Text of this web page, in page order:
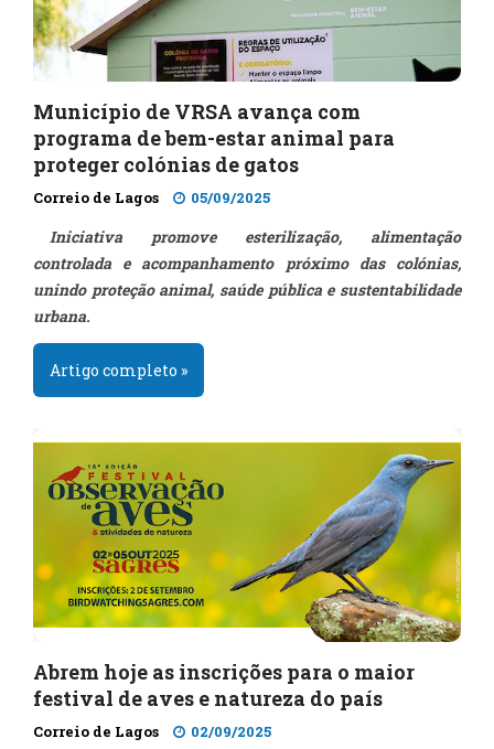
Município de VRSA avança com
programa de bem-estar animal para
proteger colónias de gatos
Correio de Lagos 05/09/2025
Iniciativa promove esterilização, alimentação
controlada e acompanhamento próximo das colónias,
unindo proteção animal, saúde pública e sustentabilidade
urbana.
Artigo completo »
Abrem hoje as inscrições para o maior
festival de aves e natureza do país
Correio de Lagos 02/09/2025